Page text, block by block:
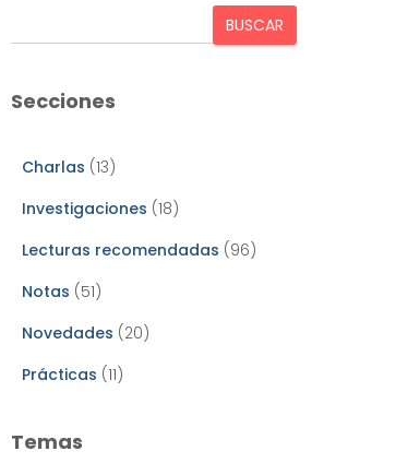
BUSCAR
Secciones
Charlas (13)
Investigaciones (18)
Lecturas recomendadas (96)
Notas (51)
Novedades (20)
Prácticas (11)
Temas